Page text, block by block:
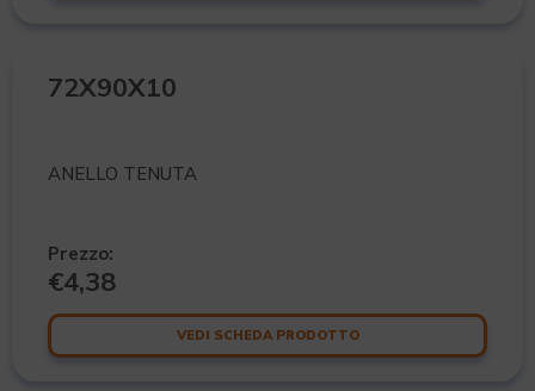
72X90X10
ANELLO TENUTA
Prezzo:
€4,38
VEDI SCHEDA PRODOTTO